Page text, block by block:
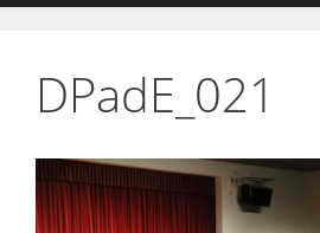
DPadE_021